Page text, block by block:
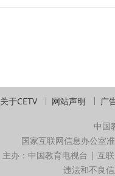
关于CETV 网站声明 广
中国
国家互联网信息办公室
主办：中国教育电视台 | 互
违法和不良